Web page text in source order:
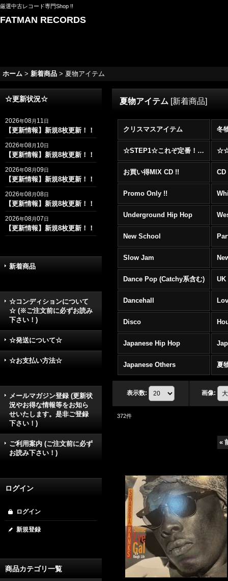
厳選中古レコード専門Shop !!
FATMAN RECORDS
ホーム > 新着商品 > 夏物アイテム
☆更新状況☆
2026年08月 11日
【更新情報】新規8枚更新！！
2026年08月 10日
【更新情報】新規8枚更新！！
2026年08月09日
【更新情報】新規8枚更新！！
2026年08月08日
【更新情報】新規8枚更新！！
2026年08月07日
【更新情報】新規8枚更新！！
新着商品
☆コンディションについて
☆ (※ご注文前に必ずお読み
下さい！)
☆発送について☆
☆お支払い方法☆
メールマガジン登録 (更新状
況やお得な情報等をお知ら
せいたします。是非ご登録
下さい！)
ご利用案内 (ご注文前に必ず
お読み下さい！)
ログイン
ログイン
新規登録
商品カテゴリ一覧
夏物アイテム [新着商品]
クリスマスアイテム 冬
☆STEP1☆これぞ定番！！まずはここから！2000年代R&BフロアヒットBest 100 !!!
お買い得MIX CD !!
Promo Only !!
Underground Hip Hop
New School
Slow Jam
Dance Pop (Catchy系含む) UK
Dancehall
Disco
Japanese Hip Hop
Japanese Others 夏
表示数: 画像:
372件
«